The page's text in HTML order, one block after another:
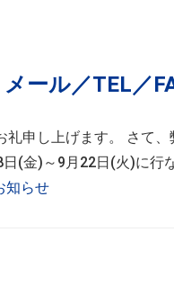
ール／TEL／
申し上げます。 さて
(金)～9月22日(火)に行
知らせ